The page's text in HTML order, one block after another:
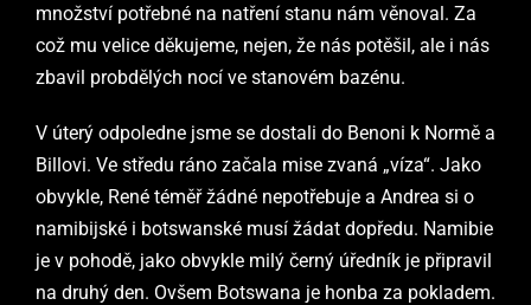
množství potřebné na natření stanu nám věnoval. Za
což mu velice děkujeme, nejen, že nás potěšil, ale i nás
zbavil probdělých nocí ve stanovém bazénu.
V úterý odpoledne jsme se dostali do Benoni k Normě a
Billovi. Ve středu ráno začala mise zvaná „víza“. Jako
obvykle, René téměř žádné nepotřebuje a Andrea si o
namibijské i botswanské musí žádat dopředu. Namibie
je v pohodě, jako obvykle milý černý úředník je připravil
na druhý den. Ovšem Botswana je honba za pokladem.